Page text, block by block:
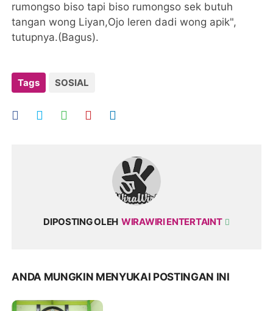
rumongso biso tapi biso rumongso sek butuh
tangan wong Liyan,Ojo leren dadi wong apik",
tutupnya.(Bagus).
Tags SOSIAL
DIPOSTING OLEH WIRAWIRI ENTERTAINT
ANDA MUNGKIN MENYUKAI POSTINGAN INI